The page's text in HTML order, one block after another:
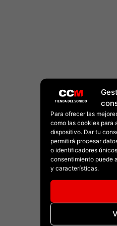
Para ofrecer las
como las cookies para
dispositivo. Dar tu
permitirá procesar
o identificadores
consentimiento puede
y características.